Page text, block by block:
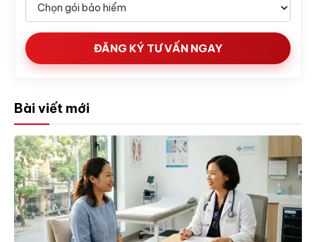
ĐĂNG KÝ TƯ VẤN NGAY
Bài viết mới